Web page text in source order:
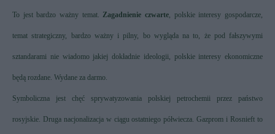
To jest bardzo ważny temat. Zagadnienie czwarte , polskie interesy gospodarcze,
temat strategiczny, bardzo ważny i pilny, bo wygląda na to, że pod fałszywymi
sztandarami nie wiadomo jakiej dokładnie ideologii, polskie interesy ekonomiczne
będą rozdane. Wydane za darmo.
Symboliczna jest chęć sprywatyzowania polskiej petrochemii przez państwo
rosyjskie. Druga nacjonalizacja w ciągu ostatniego półwiecza. Gazprom i Rosnieft to